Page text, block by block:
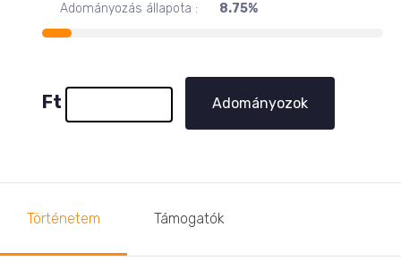
Adományozás állapota : 8.75%
Ft Adományozok
Történetem Támogatók